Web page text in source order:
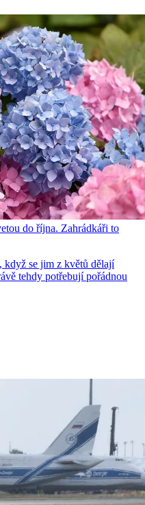
do října. Zahrádkáři to
když se jim z květů dělají
tehdy potřebují pořádnou